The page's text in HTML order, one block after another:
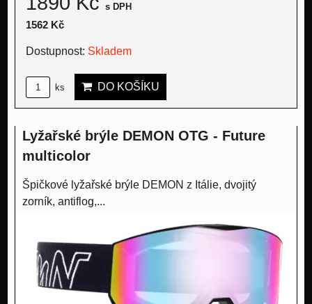
s DPH
1562 Kč
Dostupnost: Skladem
ks DO KOŠÍKU
Lyžařské brýle DEMON OTG - Future
multicolor
Špičkové lyžařské brýle DEMON z Itálie, dvojitý
zorník, antiflog,...